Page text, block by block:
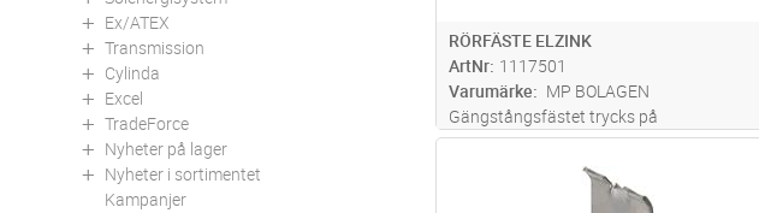
Ex/ATEX
Transmission
Cylinda
Excel
TradeForce
Nyheter på lager
Nyheter i sortimentet
Kampanjer
RÖRFÄSTE ELZINK
ArtNr 1117501
Varumärke
MP BOLAGEN
Gängstångsfästet trycks på
vinkelfäste/pendelfäste. Maxlast: 125 kg
Brottlast: = 1,7 ggr maxlast.